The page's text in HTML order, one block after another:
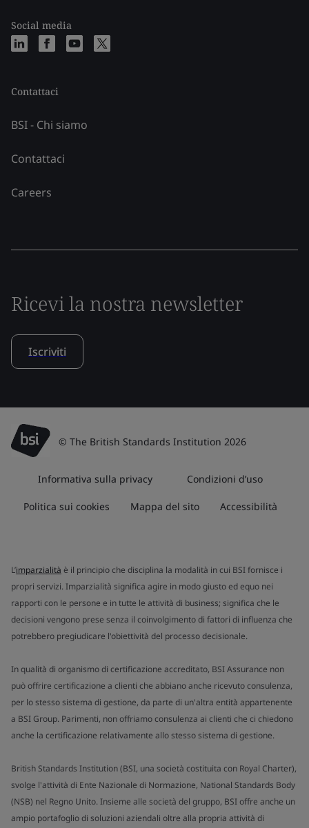
Social media
Contattaci
BSI - Chi siamo
Contattaci
Careers
Ricevi la nostra newsletter
Iscriviti
© The British Standards Institution 2026
Informativa sulla privacy Condizioni d’uso
Politica sui cookies Mappa del sito Accessibilità
L’imparzialità è il principio che disciplina la modalità in cui BSI fornisce i
propri servizi. Imparzialità significa agire in modo giusto ed equo nei
rapporti con le persone e in tutte le attività di business; significa che le
decisioni vengono prese senza il coinvolgimento di fattori di influenza che
potrebbero pregiudicare l'obiettività del processo decisionale.
In qualità di organismo di certificazione accreditato, BSI Assurance non
può offrire certificazione a clienti che abbiano anche ricevuto consulenza,
per lo stesso sistema di gestione, da parte di un'altra entità appartenente
a BSI Group. Parimenti, non offriamo consulenza ai clienti che ci chiedono
anche la certificazione relativamente allo stesso sistema di gestione.
British Standards Institution (BSI, una società costituita con Royal Charter),
svolge l'attività di Ente Nazionale di Normazione, National Standards Body
(NSB) nel Regno Unito. Insieme alle società del gruppo, BSI offre anche un
ampio portafoglio di soluzioni aziendali oltre alla propria attività di